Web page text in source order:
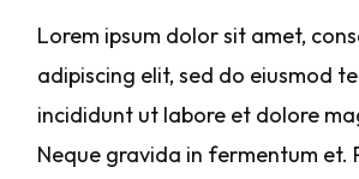
Lorem ipsum dolor sit amet,
adipiscing elit, sed do eiusmod
incididunt ut labore et dolore
Neque gravida in fermentum et.